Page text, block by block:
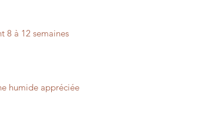
8 à 12 semaines
humide appréciée